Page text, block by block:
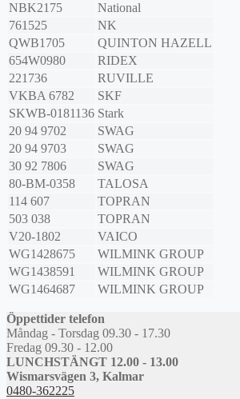
NBK2175
National
761525
NK
QWB1705
QUINTON HAZELL
654W0980
RIDEX
221736
RUVILLE
VKBA 6782
SKF
SKWB-0181136 Stark
20 94 9702
SWAG
20 94 9703
SWAG
30 92 7806
SWAG
80-BM-0358
TALOSA
114 607
TOPRAN
503 038
TOPRAN
V20-1802
VAICO
WG1428675
WILMINK GROUP
WG1438591
WILMINK GROUP
WG1464687
WILMINK GROUP
Öppettider telefon
Måndag - Torsdag 09.30 - 17.30
Fredag 09.30 - 12.00
LUNCHSTÄNGT 12.00 - 13.00
Wismarsvägen 3, Kalmar
0480-362225